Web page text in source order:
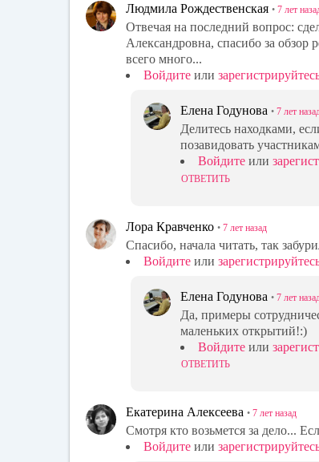
Людмила Рождественская • 7 лет
Отвечая на последний вопрос:
Александровна, спасибо за обзор
всего много...
Войдите или
Елена Годунова • 7 лет
Делитесь находками,
позавидовать
Войдите или
ОТВЕТИТЬ
Лора Кравченко • 7 лет назад
Спасибо, начала читать, так
Войдите или
Елена Годунова • 7 лет
Да, примеры
маленьких открытий!:)
Войдите или
ОТВЕТИТЬ
Екатерина Алексеева • 7 лет назад
Смотря кто возьмется за дело...
Войдите или